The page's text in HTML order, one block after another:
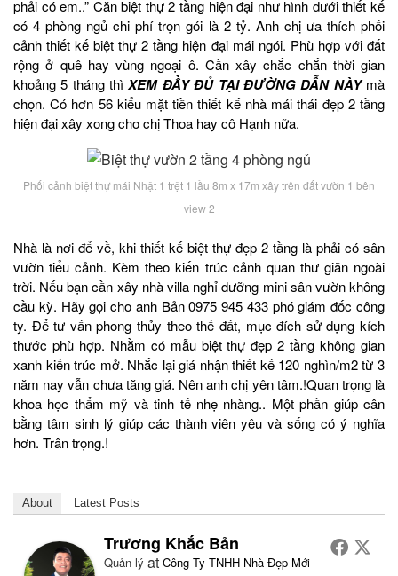
phải có em..” Căn biệt thự 2 tầng hiện đại như hình dưới thiết kế
có 4 phòng ngủ chi phí trọn gói là 2 tỷ. Anh chị ưa thích phối
cảnh thiết kế biệt thự 2 tầng hiện đại mái ngói. Phù hợp với đất
rộng ở quê hay vùng ngoại ô. Cần xây chắc chắn thời gian
khoảng 5 tháng thìXEM ĐẦY ĐỦ TẠI ĐƯỜNG DẪN NÀYmà
chọn. Có hơn 56 kiểu mặt tiền thiết kế nhà mái thái đẹp 2 tầng
hiện đại xây xong cho chị Thoa hay cô Hạnh nữa.
Phối cảnh biệt thự mái Nhật 1 trệt 1 lầu 8m x 17m xây trên đất vườn 1 bên
view 2
Nhà là nơi để về, khi thiết kế biệt thự đẹp 2 tầng là phải có sân
vườn tiểu cảnh. Kèm theo kiến trúc cảnh quan thư giãn ngoài
trời. Nếu bạn cần xây nhà villa nghỉ dưỡng mini sân vườn không
cầu kỳ. Hãy gọi cho anh Bản 0975 945 433 phó giám đốc công
ty. Để tư vấn phong thủy theo thế đất, mục đích sử dụng kích
thước phù hợp. Nhằm có mẫu biệt thự đẹp 2 tầng không gian
xanh kiến trúc mở. Nhắc lại giá nhận thiết kế 120 nghìn/m2 từ 3
năm nay vẫn chưa tăng giá. Nên anh chị yên tâm.!Quan trọng là
khoa học thẩm mỹ và tinh tế nhẹ nhàng.. Một phần giúp cân
bằng tâm sinh lý giúp các thành viên yêu và sống có ý nghĩa
hơn. Trân trọng.!
About Latest Posts
Trương Khắc Bản
Quản lý at Công Ty TNHH Nhà Đẹp Mới